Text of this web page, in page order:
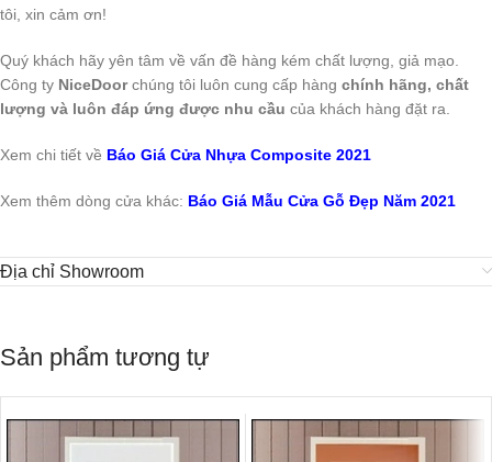
tôi, xin cảm ơn!
Quý khách hãy yên tâm về vấn đề hàng kém chất lượng, giả mạo.
Công ty NiceDoorchúng tôi luôn cung cấp hàng chính hãng, chất
lượng và luôn đáp ứng được nhu cầu của khách hàng đặt ra.
Xem chi tiết về Báo Giá Cửa Nhựa Composite 2021
Xem thêm dòng cửa khác: Báo Giá Mẫu Cửa Gỗ Đẹp Năm 2021
Địa chỉ Showroom
Sản phẩm tương tự